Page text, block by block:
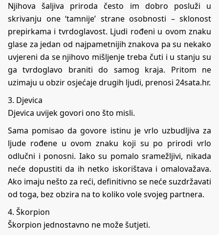
Njihova šaljiva priroda često im dobro posluži u
skrivanju one ‘tamnije’ strane osobnosti – sklonost
prepirkama i tvrdoglavost. Ljudi rođeni u ovom znaku
glase za jedan od najpametnijih znakova pa su nekako
uvjereni da se njihovo mišljenje treba čuti i u stanju su
ga tvrdoglavo braniti do samog kraja. Pritom ne
uzimaju u obzir osjećaje drugih ljudi, prenosi 24sata.hr.
3. Djevica
Djevica uvijek govori ono što misli.
Sama pomisao da govore istinu je vrlo uzbudljiva za
ljude rođene u ovom znaku koji su po prirodi vrlo
odlučni i ponosni. Iako su pomalo sramežljivi, nikada
neće dopustiti da ih netko iskorištava i omalovažava.
Ako imaju nešto za reći, definitivno se neće suzdržavati
od toga, bez obzira na to koliko vole svojeg partnera.
4. Škorpion
Škorpion jednostavno ne može šutjeti.